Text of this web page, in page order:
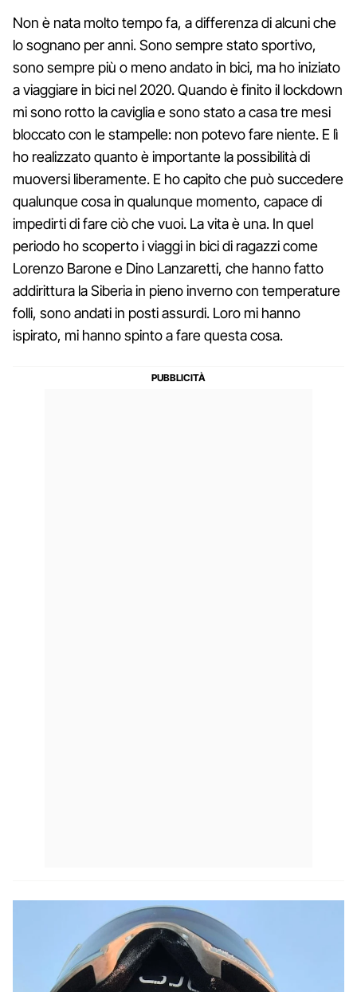
Non è nata molto tempo fa, a differenza di alcuni che
lo sognano per anni. Sono sempre stato sportivo,
sono sempre più o meno andato in bici, ma ho iniziato
a viaggiare in bici nel 2020. Quando è finito il lockdown
mi sono rotto la caviglia e sono stato a casa tre mesi
bloccato con le stampelle: non potevo fare niente. E lì
ho realizzato quanto è importante la possibilità di
muoversi liberamente. E ho capito che può succedere
qualunque cosa in qualunque momento, capace di
impedirti di fare ciò che vuoi. La vita è una. In quel
periodo ho scoperto i viaggi in bici di ragazzi come
Lorenzo Barone e Dino Lanzaretti, che hanno fatto
addirittura la Siberia in pieno inverno con temperature
folli, sono andati in posti assurdi. Loro mi hanno
ispirato, mi hanno spinto a fare questa cosa.